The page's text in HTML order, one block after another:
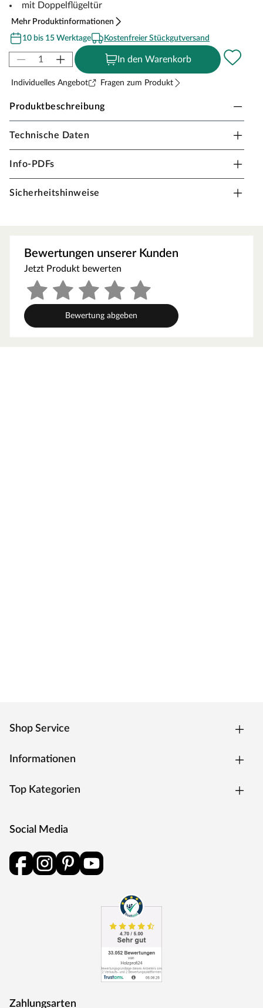
mit Doppelflügeltür
Mehr Produktinformationen
10 bis 15 Werktage
Kostenfreier Stückgutversand
In den Warenkorb
Individuelles Angebot Fragen zum Produkt
Produktbeschreibung
KARIBU Frontelement für Einzelcarport
inkl. Doppelflügeltür mit Bundbartschloss
aus 19 mm starkem Massivholz
Technische Daten
Info-PDFs
Sicherheitshinweise
Bewertungen unserer Kunden
Jetzt Produkt bewerten
Bewertung abgeben
Shop Service
Informationen
Top Kategorien
Social Media
Zahlungsarten